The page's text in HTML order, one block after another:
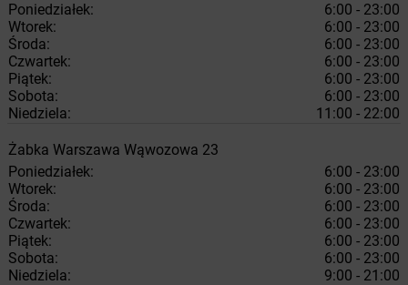
Poniedziałek:
6:00 - 23:00
Wtorek:
6:00 - 23:00
Środa:
6:00 - 23:00
Czwartek:
6:00 - 23:00
Piątek:
6:00 - 23:00
Sobota:
6:00 - 23:00
Niedziela:
11:00 - 22:00
Żabka Warszawa Wąwozowa 23
Poniedziałek:
6:00 - 23:00
Wtorek:
6:00 - 23:00
Środa:
6:00 - 23:00
Czwartek:
6:00 - 23:00
Piątek:
6:00 - 23:00
Sobota:
6:00 - 23:00
Niedziela:
9:00 - 21:00